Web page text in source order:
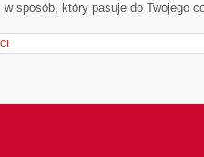
sposób, który pasuje do Twojego